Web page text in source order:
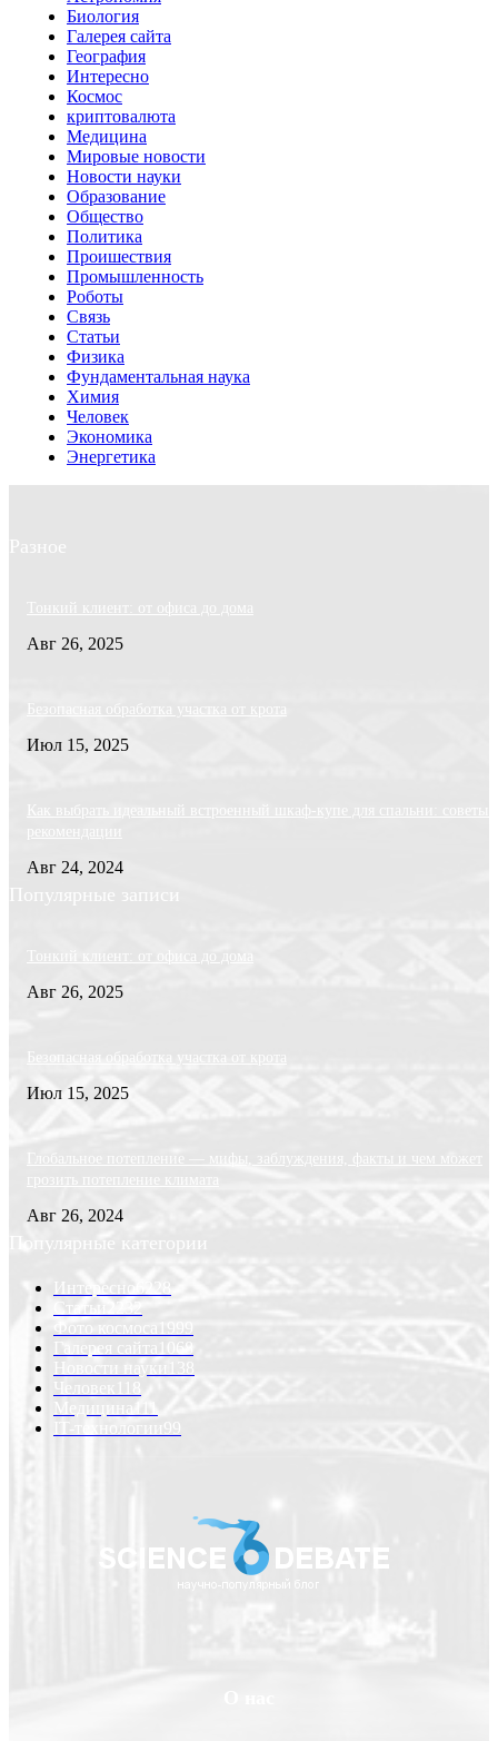
Биология
Галерея сайта
География
Интересно
Космос
криптовалюта
Медицина
Мировые новости
Новости науки
Образование
Общество
Политика
Проишествия
Промышленность
Роботы
Связь
Статьи
Физика
Фундаментальная наука
Химия
Человек
Экономика
Энергетика
Разное
Тонкий клиент: от офиса до дома
Авг 26, 2025
Безопасная обработка участка от крота
Июл 15, 2025
Как выбрать идеальный встроенный шкаф-купе для спальни: советы
рекомендации
Авг 24, 2024
Популярные записи
Тонкий клиент: от офиса до дома
Авг 26, 2025
Безопасная обработка участка от крота
Июл 15, 2025
Глобальное потепление — мифы, заблуждения, факты и чем может
грозить потепление климата
Авг 26, 2024
Популярные категории
Интересно
Статьи
Фото космоса
1999
Галерея сайта 1068
Новости науки
Человек
Медицина
IT-технологии99